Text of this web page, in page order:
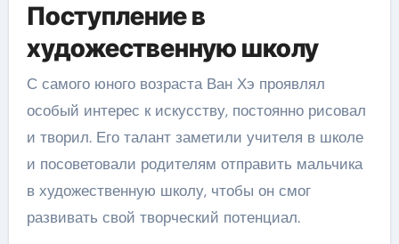
Поступление в
художественную школу
С самого юного возраста Ван Хэ проявлял
особый интерес к искусству, постоянно рисовал
и творил. Его талант заметили учителя в школе
и посоветовали родителям отправить мальчика
в художественную школу, чтобы он смог
развивать свой творческий потенциал.